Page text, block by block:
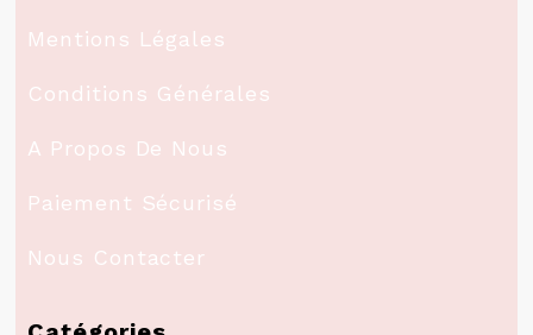
Mentions Légales
Conditions Générales
A Propos De Nous
Paiement Sécurisé
Nous Contacter